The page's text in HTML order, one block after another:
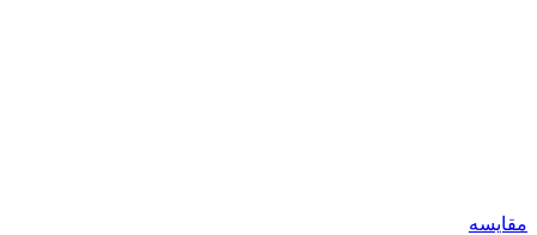
مقایسه